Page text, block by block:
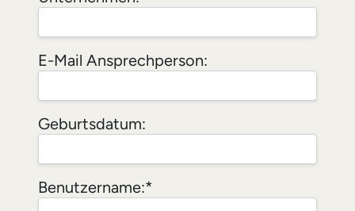
E-Mail Ansprechperson:
Geburtsdatum:
Benutzername:*